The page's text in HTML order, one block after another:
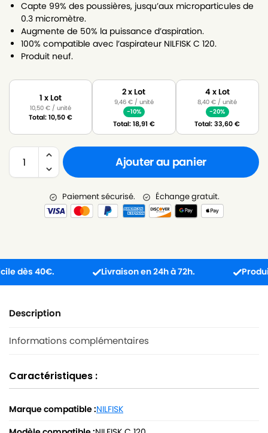
Capte 99% des poussières, jusqu’aux microparticules de
0.3 micromètre.
Augmente de 50% la puissance d’aspiration.
100% compatible avec l’aspirateur NILFISK C 120.
Produit neuf.
1 x Lot
10,50€ / unité
Total:10,50€
2 x Lot
9,46 €/ unité
-10%
Total:18,91 €
4 x Lot
8,40€ / unité
-20%
Total:33,60€
Ajouter au panier
Paiement sécurisé. Échange gratuit.
40€. Livraison en 24h à 72h. Produit
Description
Informations complémentaires
Caractéristiques :
Marque compatible :NILFISK